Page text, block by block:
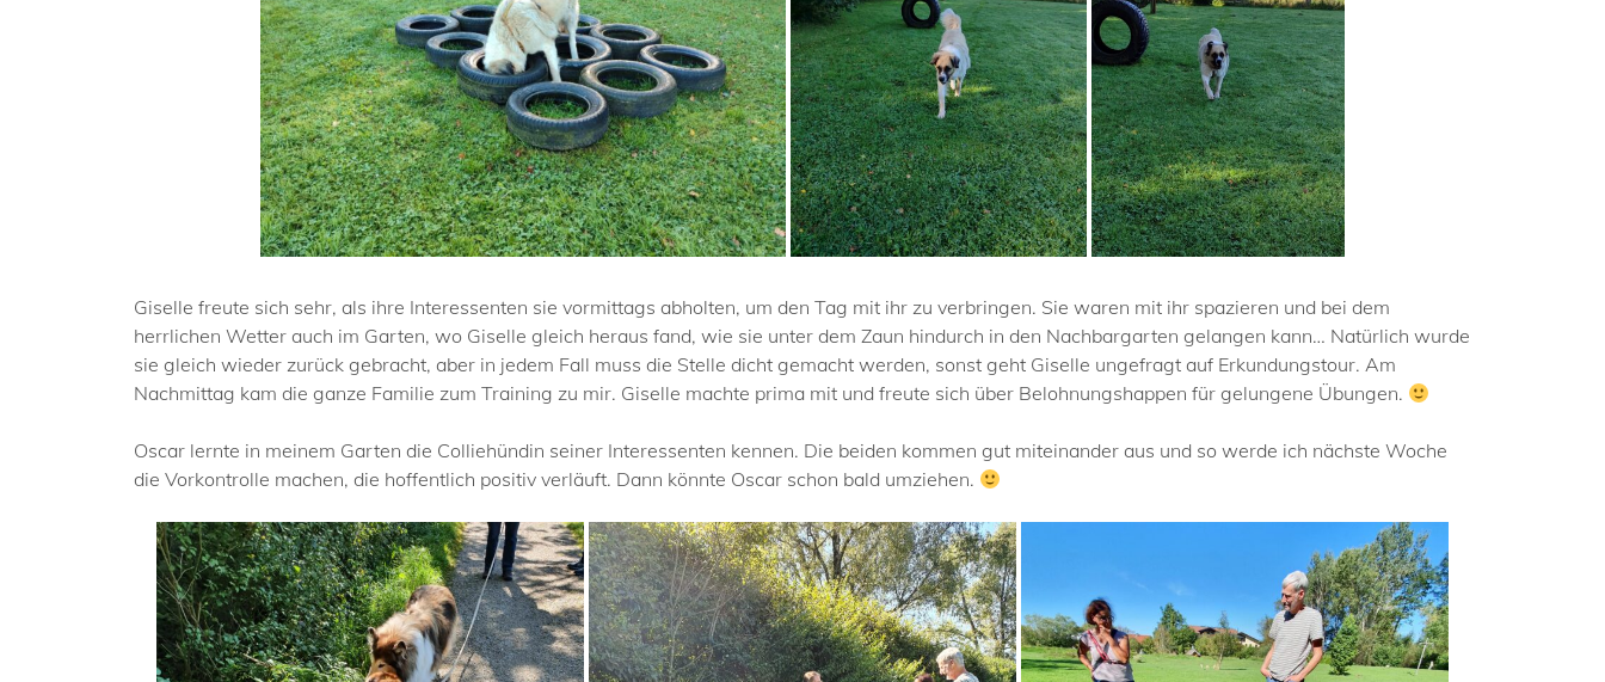
Giselle freute sich sehr, als ihre Interessenten sie vormittags abholten, um den Tag mit ihr zu verbringen. Sie waren mit ihr spazieren und bei dem
herrlichen Wetter auch im Garten, wo Giselle gleich heraus fand, wie sie unter dem Zaun hindurch in den Nachbargarten gelangen kann… Natürlich wurde
sie gleich wieder zurück gebracht, aber in jedem Fall muss die Stelle dicht gemacht werden, sonst geht Giselle ungefragt auf Erkundungstour. Am
Nachmittag kam die ganze Familie zum Training zu mir. Giselle machte prima mit und freute sich über Belohnungshappen für gelungene Übungen.
Oscar lernte in meinem Garten die Colliehündin seiner Interessenten kennen. Die beiden kommen gut miteinander aus und so werde ich nächste Woche
die Vorkontrolle machen, die hoffentlich positiv verläuft. Dann könnte Oscar schon bald umziehen.